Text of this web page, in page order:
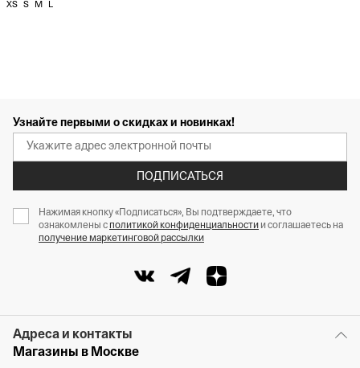
XS S M L
Узнайте первыми о скидках и новинках!
ПОДПИСАТЬСЯ
Нажимая кнопку «Подписаться», Вы подтверждаете, что
ознакомлены с политикой конфиденциальности и соглашаетесь на
получение маркетинговой рассылки
Адреса и контакты
Магазины в Москве